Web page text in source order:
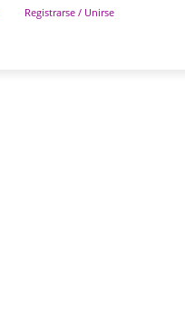
Registrarse / Unirse